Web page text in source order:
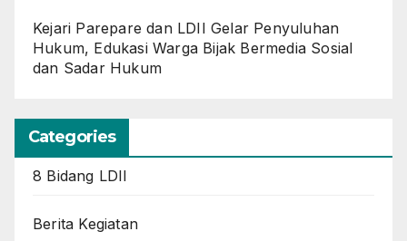
Kejari Parepare dan LDII Gelar Penyuluhan
Hukum, Edukasi Warga Bijak Bermedia Sosial
dan Sadar Hukum
Categories
8 Bidang LDII
Berita Kegiatan